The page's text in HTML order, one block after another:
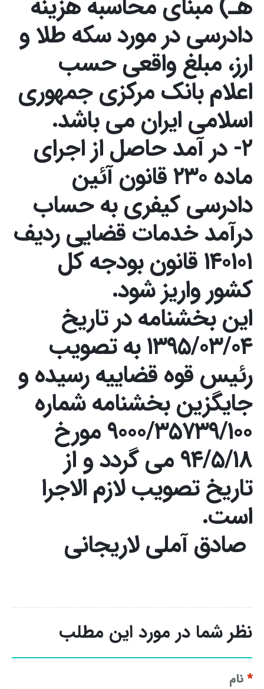
دادرسی در مورد سکه طلا و
ارز، مبلغ واقعی حسب
اعلام بانک مرکزی جمهوری
اسلامی ایران می باشد.
۲- در آمد حاصل از اجرای
ماده ۲۳۰ قانون آئین
دادرسی کیفری به حساب
درآمد خدمات قضایی ردیف
۱۴۰۱۰۱ قانون بودجه کل
کشور واریز شود.
این بخشنامه در تاریخ
۱۳۹۵/۰۳/۰۴ به تصویب
رئیس قوه قضاییه رسیده و
جایگزین بخشنامه شماره
۹۰۰۰/۳۵۷۳۹/۱۰۰ مورخ
۹۴/۵/۱۸ می گردد و از
تاریخ تصویب لازم الاجرا
است.
صادق آملی لاریجانی
نظر شما در مورد این مطلب
*نام